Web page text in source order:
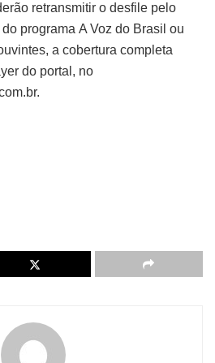
retransmitir o desfile pelo
programa A Voz do Brasil ou
a cobertura completa
do portal, no